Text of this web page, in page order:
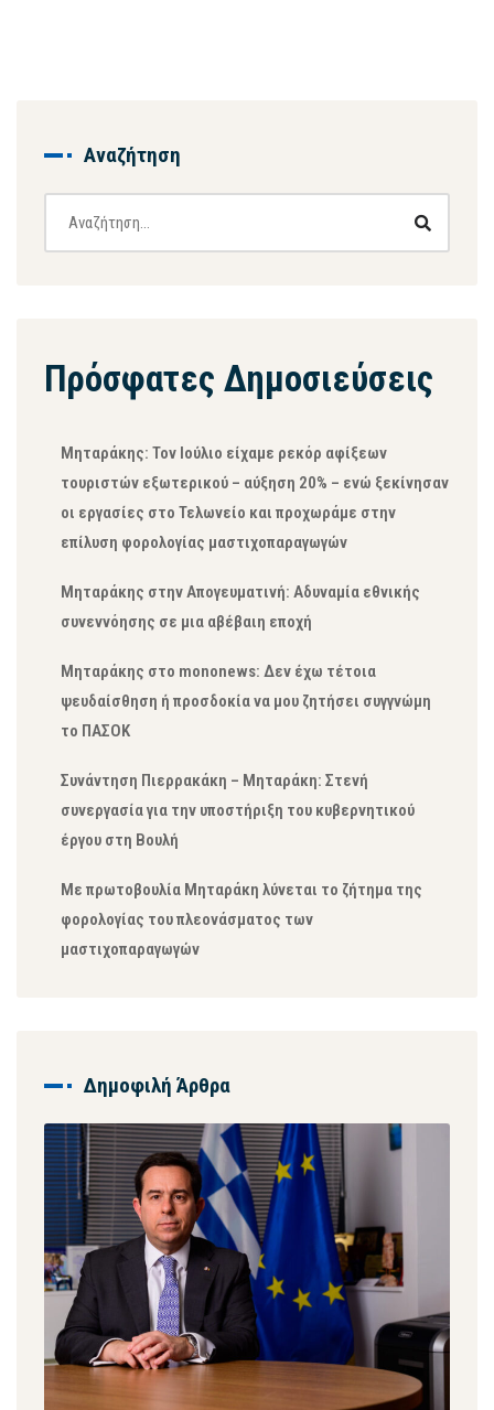
Αναζήτηση
Πρόσφατες Δημοσιεύσεις
Μηταράκης: Τον Ιούλιο είχαμε ρεκόρ αφίξεων
τουριστών εξωτερικού – αύξηση 20% – ενώ ξεκίνησαν
οι εργασίες στο Τελωνείο και προχωράμε στην
επίλυση φορολογίας μαστιχοπαραγωγών
Μηταράκης στην Απογευματινή: Αδυναμία εθνικής
συνεννόησης σε μια αβέβαιη εποχή
Μηταράκης στο mononews: Δεν έχω τέτοια
ψευδαίσθηση ή προσδοκία να μου ζητήσει συγγνώμη
το ΠΑΣΟΚ
Συνάντηση Πιερρακάκη – Μηταράκη: Στενή
συνεργασία για την υποστήριξη του κυβερνητικού
έργου στη Βουλή
Με πρωτοβουλία Μηταράκη λύνεται το ζήτημα της
φορολογίας του πλεονάσματος των
μαστιχοπαραγωγών
Δημοφιλή Άρθρα